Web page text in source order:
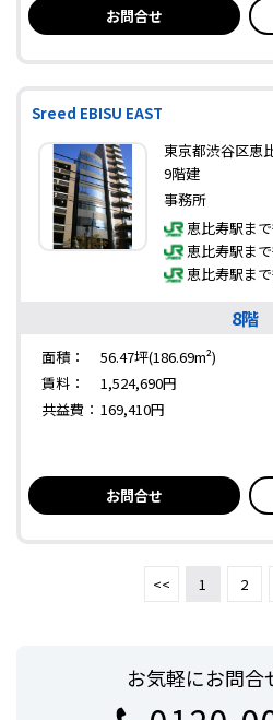
お問合せ
Sreed EBISU EAST
東京都渋谷区恵
9階建
事務所
恵比寿駅ま
恵比寿駅ま
恵比寿駅ま
8階
面積：
56.47坪(186.69m²)
賃料：
1,524,690円
共益費： 169,410円
お問合せ
<< 1 2
お気軽にお問合